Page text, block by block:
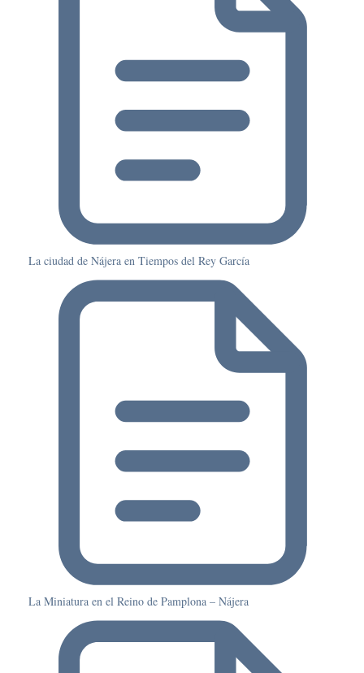
La ciudad de Nájera en Tiempos del Rey García
La Miniatura en el Reino de Pamplona – Nájera